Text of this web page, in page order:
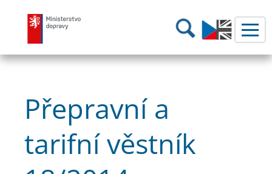
Ministerstvo dopravy Hledání
Přepravní a
tarifní věstník